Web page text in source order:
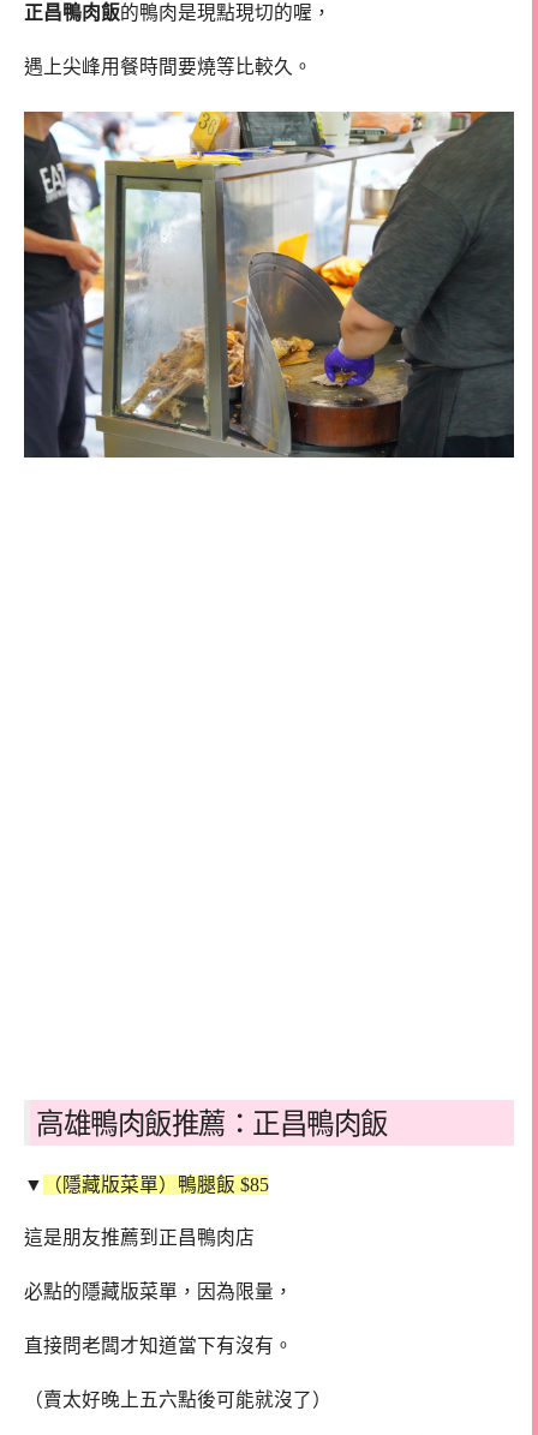
正昌鴨肉飯的鴨肉是現點現切的喔，
遇上尖峰用餐時間要燒等比較久。
高雄鴨肉飯推薦：正昌鴨肉飯
▼ （隱藏版菜單）鴨腿飯 $85
這是朋友推薦到正昌鴨肉店
必點的隱藏版菜單，因為限量，
直接問老闆才知道當下有沒有。
（賣太好晚上五六點後可能就沒了）